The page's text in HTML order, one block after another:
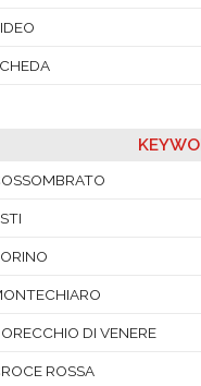
DI VENERE
ROSSA